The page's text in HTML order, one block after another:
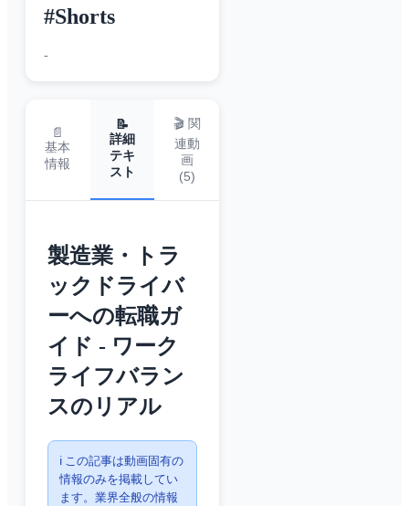
#Shorts
-
📄
基本
情報
📝
詳細
テキ
スト
🎬 関
連動
画
(5)
製造業・トラ
ックドライバ
ーへの転職ガ
イド - ワーク
ライフバラン
スのリアル
ℹ️ この記事は動画固有の
情報のみを掲載してい
ます。業界全般の情報